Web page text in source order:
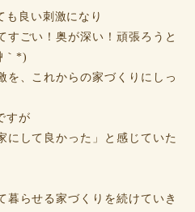
も良い刺激になり
すごい！奥が深い！頑張ろうと
｀*)
を、これからの家づくりにしっ
すが
にして良かった」と感じていた
暮らせる家づくりを続けていき